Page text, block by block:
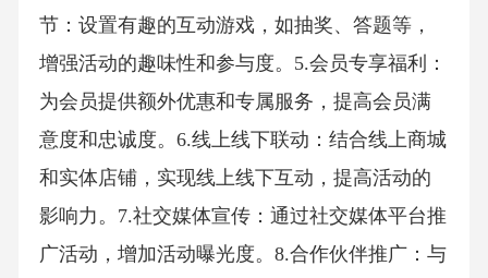
节：设置有趣的互动游戏，如抽奖、答题等，
增强活动的趣味性和参与度。5.会员专享福利：
为会员提供额外优惠和专属服务，提高会员满
意度和忠诚度。6.线上线下联动：结合线上商城
和实体店铺，实现线上线下互动，提高活动的
影响力。7.社交媒体宣传：通过社交媒体平台推
广活动，增加活动曝光度。8.合作伙伴推广：与